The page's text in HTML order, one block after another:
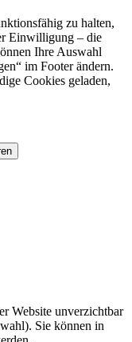
zu halten,
Einwilligung – die
Ihre Auswahl
im Footer ändern.
Cookies geladen,
Website unverzichtbar
Sie können in